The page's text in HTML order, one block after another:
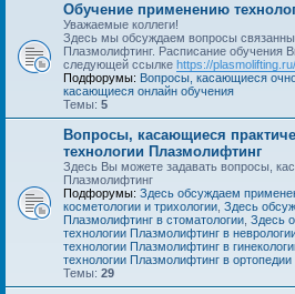
Обучение применению
Уважаемые коллеги!
Здесь мы обсуждаем вопросы
Плазмолифтинг. Расписание обучения
следующей ссылке https://
Подфорумы: Вопросы, касающиеся
касающиеся онлайн обучения
Темы: 5
Вопросы, касающиеся
технологии Плазмолифтинг
Здесь Вы можете задавать вопросы,
Плазмолифтинг
Подфорумы: Здесь обсуждаем
косметологии и трихологии Здесь
Плазмолифтинг в стоматологии Здесь
технологии Плазмолифтинг в
технологии Плазмолифтинг в
технологии Плазмолифтинг в ортопедии
Темы: 29